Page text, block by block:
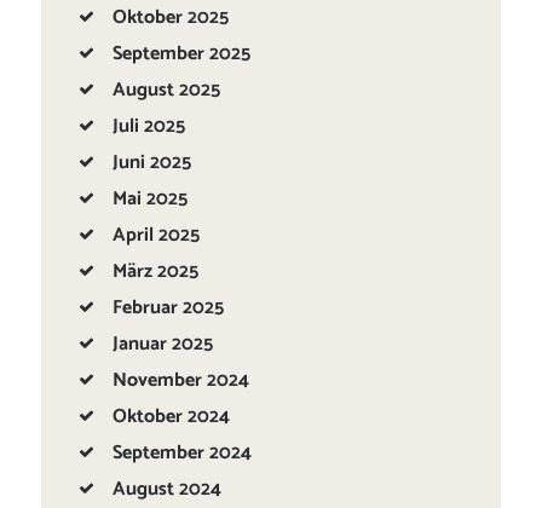
Oktober2025
September2025
August2025
Juli2025
Juni2025
Mai2025
April2025
März2025
Februar2025
Januar2025
November2024
Oktober2024
September2024
August2024